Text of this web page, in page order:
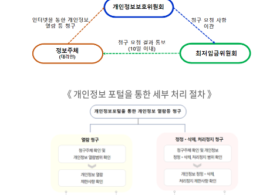
《 개인정보 포털을 통한 세부 처리 절차 》